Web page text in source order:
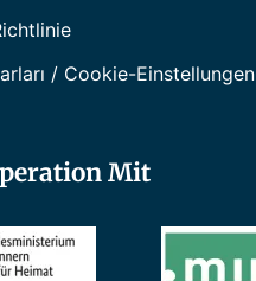
/ Cookie-Einstellungen
Mit